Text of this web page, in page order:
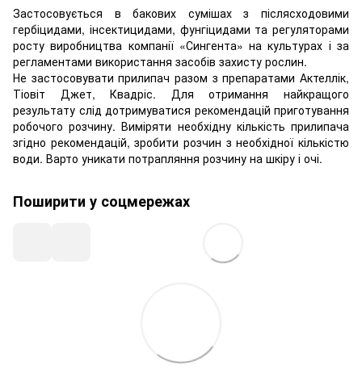
Застосовується в бакових сумішах з післясходовими
гербіцидами, інсектицидами, фунгіцидами та регуляторами
росту виробництва компанії «Сингента» на культурах і за
регламентами використання засобів захисту рослин.
Не застосовувати прилипач разом з препаратами Актеллік,
Тіовіт Джет, Квадріс. Для отримання найкращого
результату слід дотримуватися рекомендацій приготування
робочого розчину. Виміряти необхідну кількість прилипача
згідно рекомендацій, зробити розчин з необхідної кількістю
води. Варто уникати потрапляння розчину на шкіру і очі.
Поширити у соцмережах